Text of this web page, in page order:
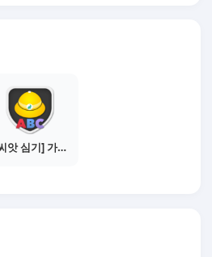
[씨앗 심기] 가이드보기 - 매체별 활동 가이드